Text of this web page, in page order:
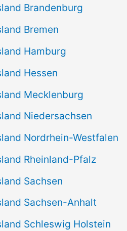
Brandenburg
Bremen
Hamburg
Hessen
Mecklenburg
Niedersachsen
Nordrhein-Westfalen
Rheinland-Pfalz
Sachsen
Sachsen-Anhalt
Schleswig Holstein